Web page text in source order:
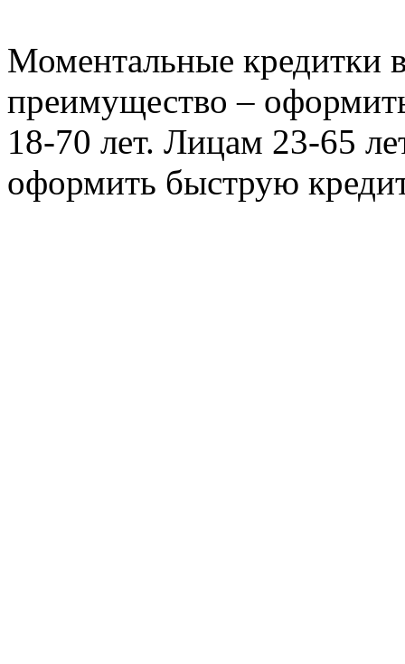
Моментальные кредитки
преимущество –
18-70 лет. Лицам 23-65
оформить быструю